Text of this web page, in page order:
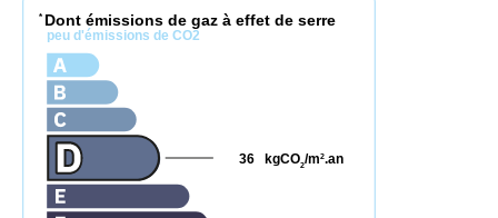
* Dont émissions de gaz à effet de serre
peu d'émissions de CO2
kgCO2/m2.an
36